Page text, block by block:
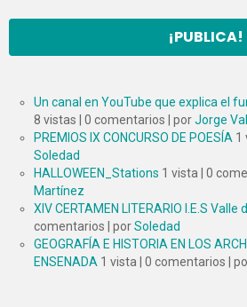
¡PUBLICA!
Un canal en YouTube que explica el
8 vistas
0 comentarios porJorge
PREMIOS IX CONCURSO DE POESÍA 1
Soledad
HALLOWEEN_Stations 1 vista 0
Martínez
XIV CERTAMEN LITERARIO I.E.S Valle
comentarios
porSoledad
GEOGRAFÍA E HISTORIA EN LOS
ENSENADA 1 vista 0 comentarios